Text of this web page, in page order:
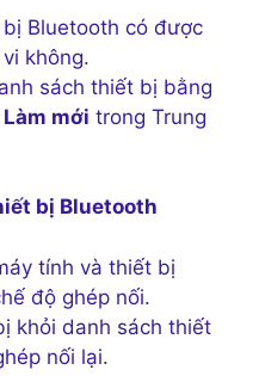
Bluetooth có được
không.
sách thiết bị bằng
Làm mới trong Trung
bị Bluetooth
tính và thiết bị
độ ghép nối.
khỏi danh sách thiết
nối lại.